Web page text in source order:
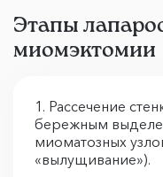
Этапы
миомэктомии
Рассечение
бережным
миоматозных
«вылущивание»).